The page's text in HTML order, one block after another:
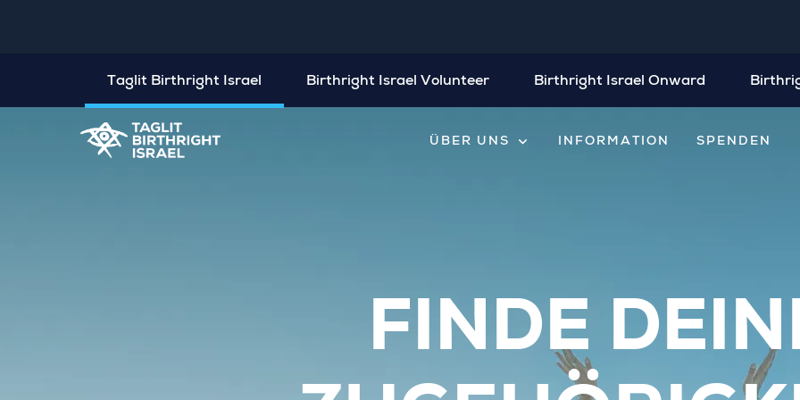
Taglit Birthright Israel Birthright Israel Volunteer Birthright Israel Onward
ÜBER UNS expand_more INFORMATION SPENDEN
FINDE